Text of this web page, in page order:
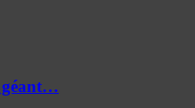
géant…